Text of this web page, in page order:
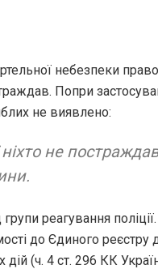
небезпеки
Попри
не виявлено:
не
реагування
до Єдиного реєстру
дій (ч. 4 ст. 296 КК